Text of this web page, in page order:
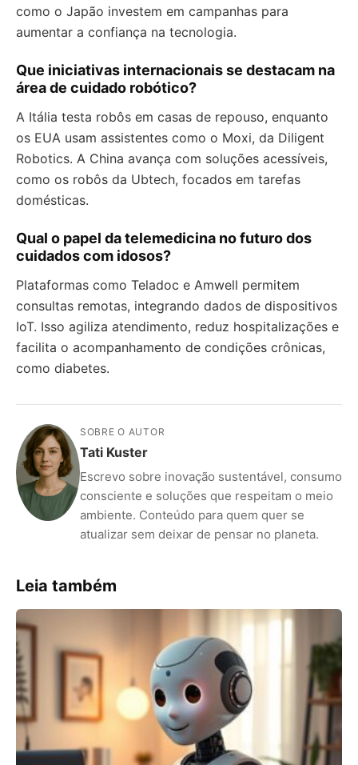
como o Japão investem em campanhas para
aumentar a confiança na tecnologia.
Que iniciativas internacionais se destacam na
área de cuidado robótico?
A Itália testa robôs em casas de repouso, enquanto
os EUA usam assistentes como o Moxi, da Diligent
Robotics. A China avança com soluções acessíveis,
como os robôs da Ubtech, focados em tarefas
domésticas.
Qual o papel da telemedicina no futuro dos
cuidados com idosos?
Plataformas como Teladoc e Amwell permitem
consultas remotas, integrando dados de dispositivos
IoT. Isso agiliza atendimento, reduz hospitalizações e
facilita o acompanhamento de condições crônicas,
como diabetes.
SOBRE O AUTOR
Tati Kuster
Escrevo sobre inovação sustentável, consumo
consciente e soluções que respeitam o meio
ambiente. Conteúdo para quem quer se
atualizar sem deixar de pensar no planeta.
Leia também